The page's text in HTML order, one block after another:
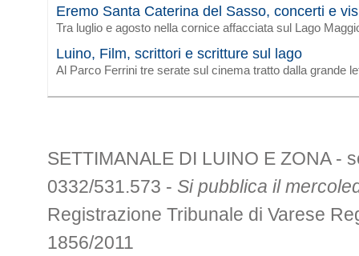
Eremo Santa Caterina del Sasso, concerti e
Tra luglio e agosto nella cornice affacciata sul Lago
Luino, Film, scrittori e scritture sul lago
Al Parco Ferrini tre serate sul cinema tratto dalla grande
SETTIMANALE DI LUINO E ZONA -
0332/531.573 - Si pubblica il
Registrazione Tribunale di Varese
1856/2011